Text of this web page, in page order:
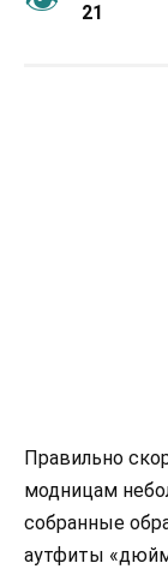
21
Правильно
модницам
собранные
аутфиты